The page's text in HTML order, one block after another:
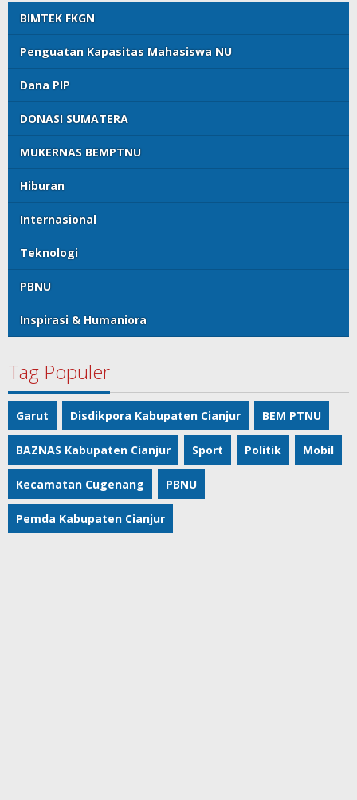
BIMTEK FKGN
Penguatan Kapasitas Mahasiswa NU
Dana PIP
DONASI SUMATERA
MUKERNAS BEMPTNU
Hiburan
Internasional
Teknologi
PBNU
Inspirasi & Humaniora
Tag Populer
Garut Disdikpora Kabupaten Cianjur BEM PTNU
BAZNAS Kabupaten Cianjur Sport Politik Mobil
Kecamatan Cugenang PBNU
Pemda Kabupaten Cianjur